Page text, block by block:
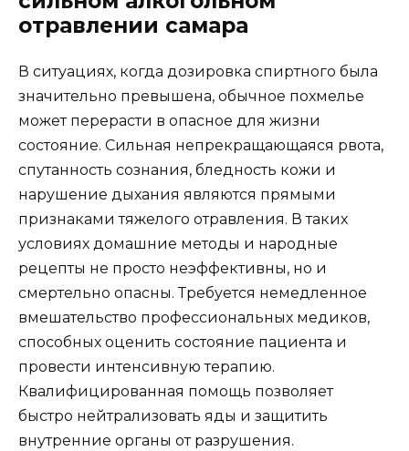
отравлении самара
В ситуациях, когда дозировка спиртного была
значительно превышена, обычное похмелье
может перерасти в опасное для жизни
состояние. Сильная непрекращающаяся рвота,
спутанность сознания, бледность кожи и
нарушение дыхания являются прямыми
признаками тяжелого отравления. В таких
условиях домашние методы и народные
рецепты не просто неэффективны, но и
смертельно опасны. Требуется немедленное
вмешательство профессиональных медиков,
способных оценить состояние пациента и
провести интенсивную терапию.
Квалифицированная помощь позволяет
быстро нейтрализовать яды и защитить
внутренние органы от разрушения.